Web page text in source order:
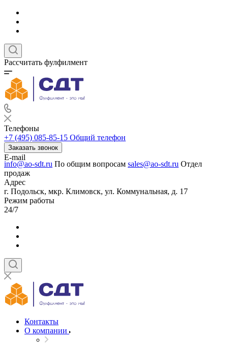
Рассчитать фулфилмент
Телефоны
+7 (495) 085-85-15 Общий телефон
Заказать звонок
E-mail
info@ao-sdt.ru По общим вопросам sales@ao-sdt.ru Отдел
продаж
Адрес
г. Подольск, мкр. Климовск, ул. Коммунальная, д. 17
Режим работы
24/7
Контакты
О компании